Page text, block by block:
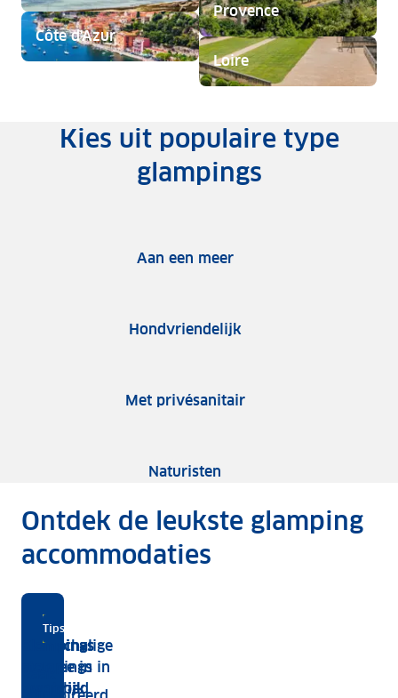
Côte d'Azur
Provence
Loire
Kies uit populaire type
glampings
Aan een meer
Hondvriendelijk
Met privésanitair
Naturisten
Ontdek de leukste glamping
accommodaties
Glampings
aan zee in
Frankrijk
Kampeer
een
Kleinschalige
glampings in
Frankrijk
Glampings
zwembad
Tips en inspiratie